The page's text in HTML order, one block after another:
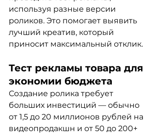
используя разные версии
роликов. Это помогает выявить
лучший креатив, который
приносит максимальный отклик.
Тест рекламы товара для
экономии бюджета
Создание ролика требует
больших инвестиций — обычно
от 1,5 до 20 миллионов рублей на
видеопродакшн и от 50 до 200+